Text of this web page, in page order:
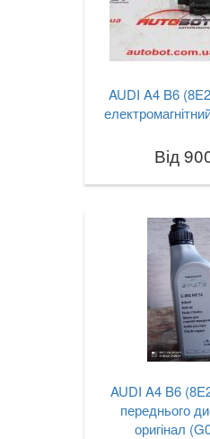
AUDI A4 B6
Від
AUDI A4 B6
переднього
оригінал